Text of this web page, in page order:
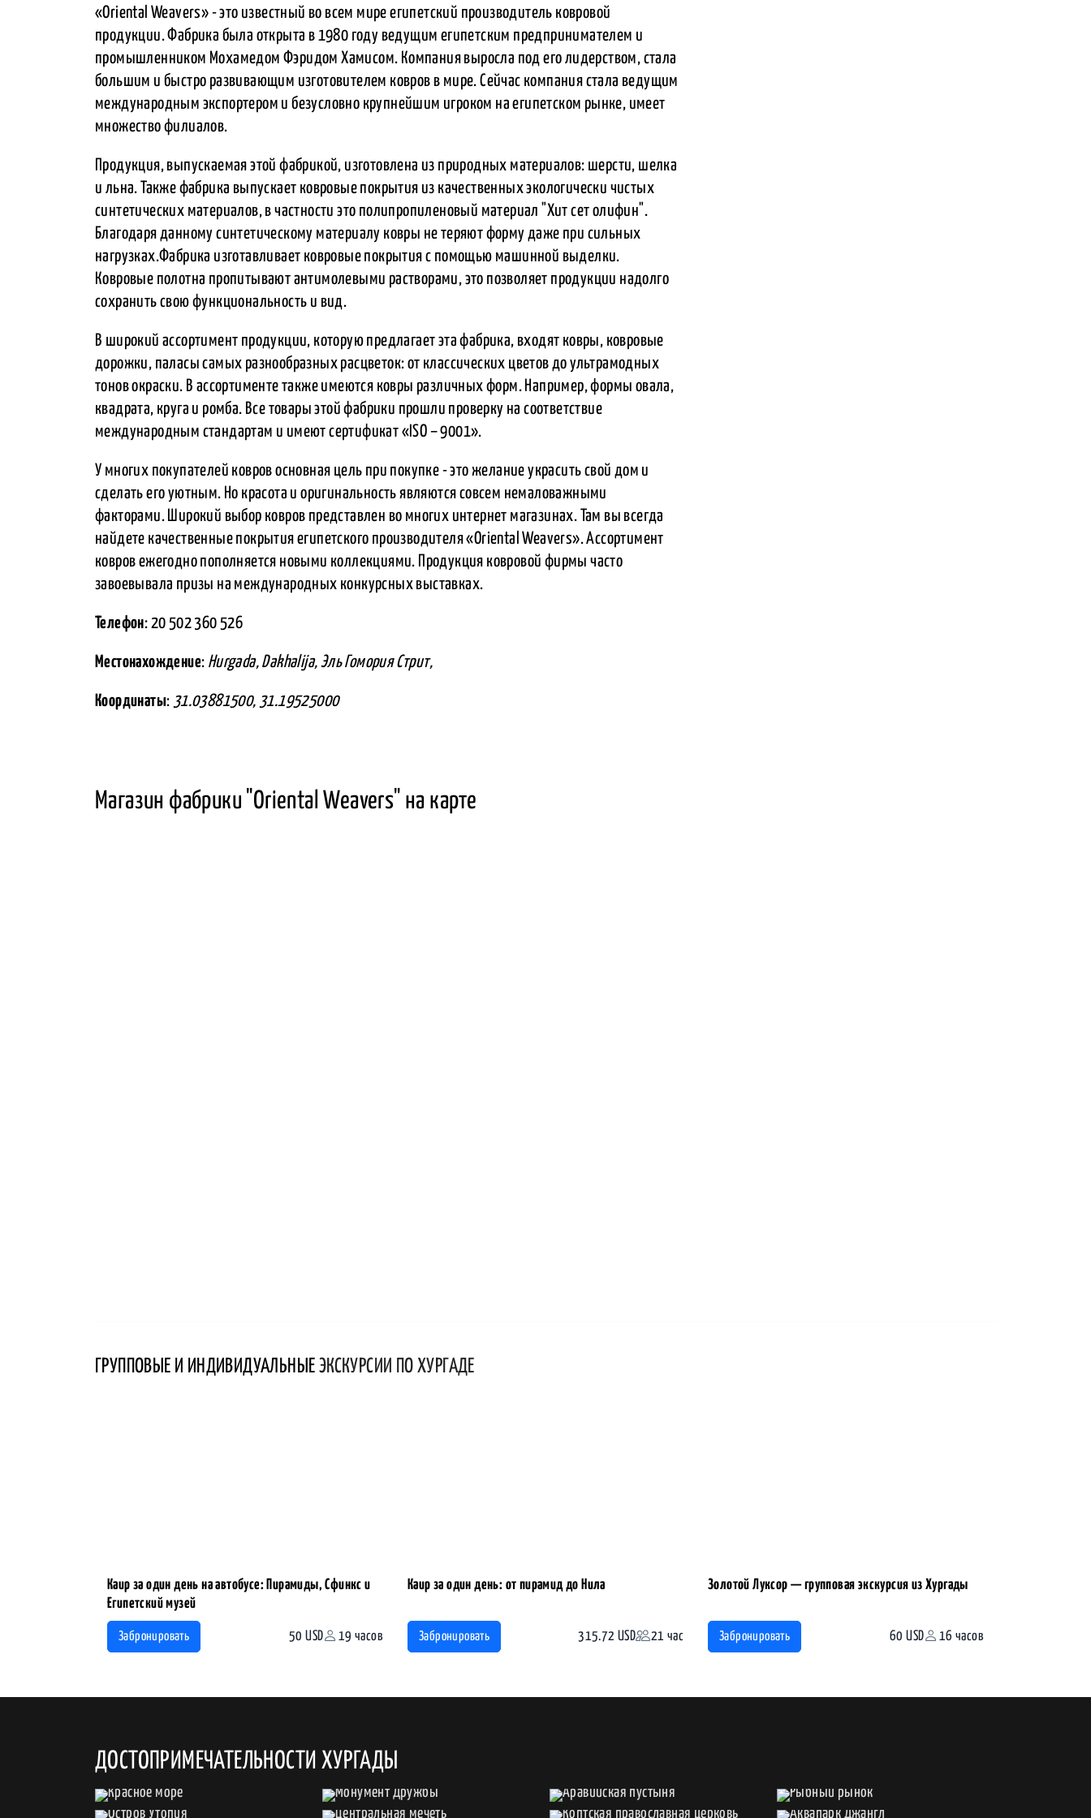
«Oriental Weavers» - это известный во всем мире египетский производитель ковровой
продукции. Фабрика была открыта в 1980 году ведущим египетским предпринимателем и
промышленником Мохамедом Фэридом Хамисом. Компания выросла под его лидерством, стала
большим и быстро развивающим изготовителем ковров в мире. Сейчас компания стала ведущим
международным экспортером и безусловно крупнейшим игроком на египетском рынке, имеет
множество филиалов.
Продукция, выпускаемая этой фабрикой, изготовлена из природных материалов: шерсти, шелка
и льна. Также фабрика выпускает ковровые покрытия из качественных экологически чистых
синтетических материалов, в частности это полипропиленовый материал "Хит сет олифин".
Благодаря данному синтетическому материалу ковры не теряют форму даже при сильных
нагрузках.Фабрика изготавливает ковровые покрытия с помощью машинной выделки.
Ковровые полотна пропитывают антимолевыми растворами, это позволяет продукции надолго
сохранить свою функциональность и вид.
В широкий ассортимент продукции, которую предлагает эта фабрика, входят ковры, ковровые
дорожки, паласы самых разнообразных расцветок: от классических цветов до ультрамодных
тонов окраски. В ассортименте также имеются ковры различных форм. Например, формы овала,
квадрата, круга и ромба. Все товары этой фабрики прошли проверку на соответствие
международным стандартам и имеют сертификат «ISO – 9001».
У многих покупателей ковров основная цель при покупке - это желание украсить свой дом и
сделать его уютным. Но красота и оригинальность являются совсем немаловажными
факторами. Широкий выбор ковров представлен во многих интернет магазинах. Там вы всегда
найдете качественные покрытия египетского производителя «Oriental Weavers». Ассортимент
ковров ежегодно пополняется новыми коллекциями. Продукция ковровой фирмы часто
завоевывала призы на международных конкурсных выставках.
Телефон: 20 502 360 526
Местонахождение: Hurgada, Dakhalija, Эль Гомория Стрит,
Координаты: 31.03881500, 31.19525000
Магазин фабрики "Oriental Weavers" на карте
ГРУППОВЫЕ И ИНДИВИДУАЛЬНЫЕ ЭКСКУРСИИ ПО ХУРГАДЕ
Каир за один день на автобусе: Пирамиды, Сфинкс и
Египетский музей
Забронировать 50 USD 19 часов
Каир за один день: от пирамид до Нила
Забронировать 315.72 USD 21 час
Золотой Луксор — групповая экскурсия из Хургады
Забронировать 60 USD 16 часов
ДОСТОПРИМЕЧАТЕЛЬНОСТИ ХУРГАДЫ